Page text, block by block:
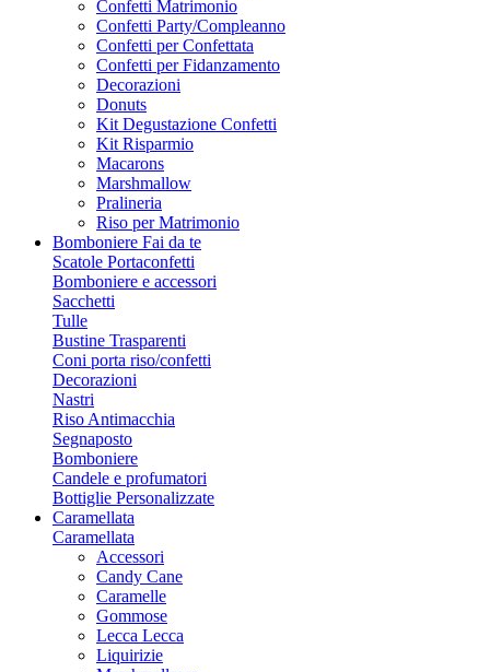
Confetti Matrimonio
Confetti Party/Compleanno
Confetti per Confettata
Confetti per Fidanzamento
Decorazioni
Donuts
Kit Degustazione Confetti
Kit Risparmio
Macarons
Marshmallow
Pralineria
Riso per Matrimonio
Bomboniere Fai da te
Scatole Portaconfetti
Bomboniere e accessori
Sacchetti
Tulle
Bustine Trasparenti
Coni porta riso/confetti
Decorazioni
Nastri
Riso Antimacchia
Segnaposto
Bomboniere
Candele e profumatori
Bottiglie Personalizzate
Caramellata
Caramellata
Accessori
Candy Cane
Caramelle
Gommose
Lecca Lecca
Liquirizie